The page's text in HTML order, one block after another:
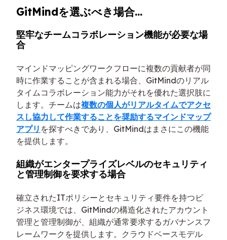
GitMindを選ぶべき場合...
堅牢なチームコラボレーション機能が必要な場
合
マインドマッピングワークフローに複数の貢献者が同
時に作業することが含まれる場合、GitMindのリアル
タイムコラボレーション能力がそれを優れた選択肢に
します。チームは複数の個人がリアルタイムでアクセ
スし協力して作業することを奨励するマインドマップ
アプリ を探すべきであり、GitMindはまさにこの機能
を提供します。
組織がエンタープライズレベルのセキュリティ
と管理制御を要求する場合
確立されたITポリシーとセキュリティ要件を持つビ
ジネス環境では、GitMindの構造化されたアカウント
管理と管理制御が、組織が通常要求するガバナンスフ
レームワークを提供します。クラウドベースモデル